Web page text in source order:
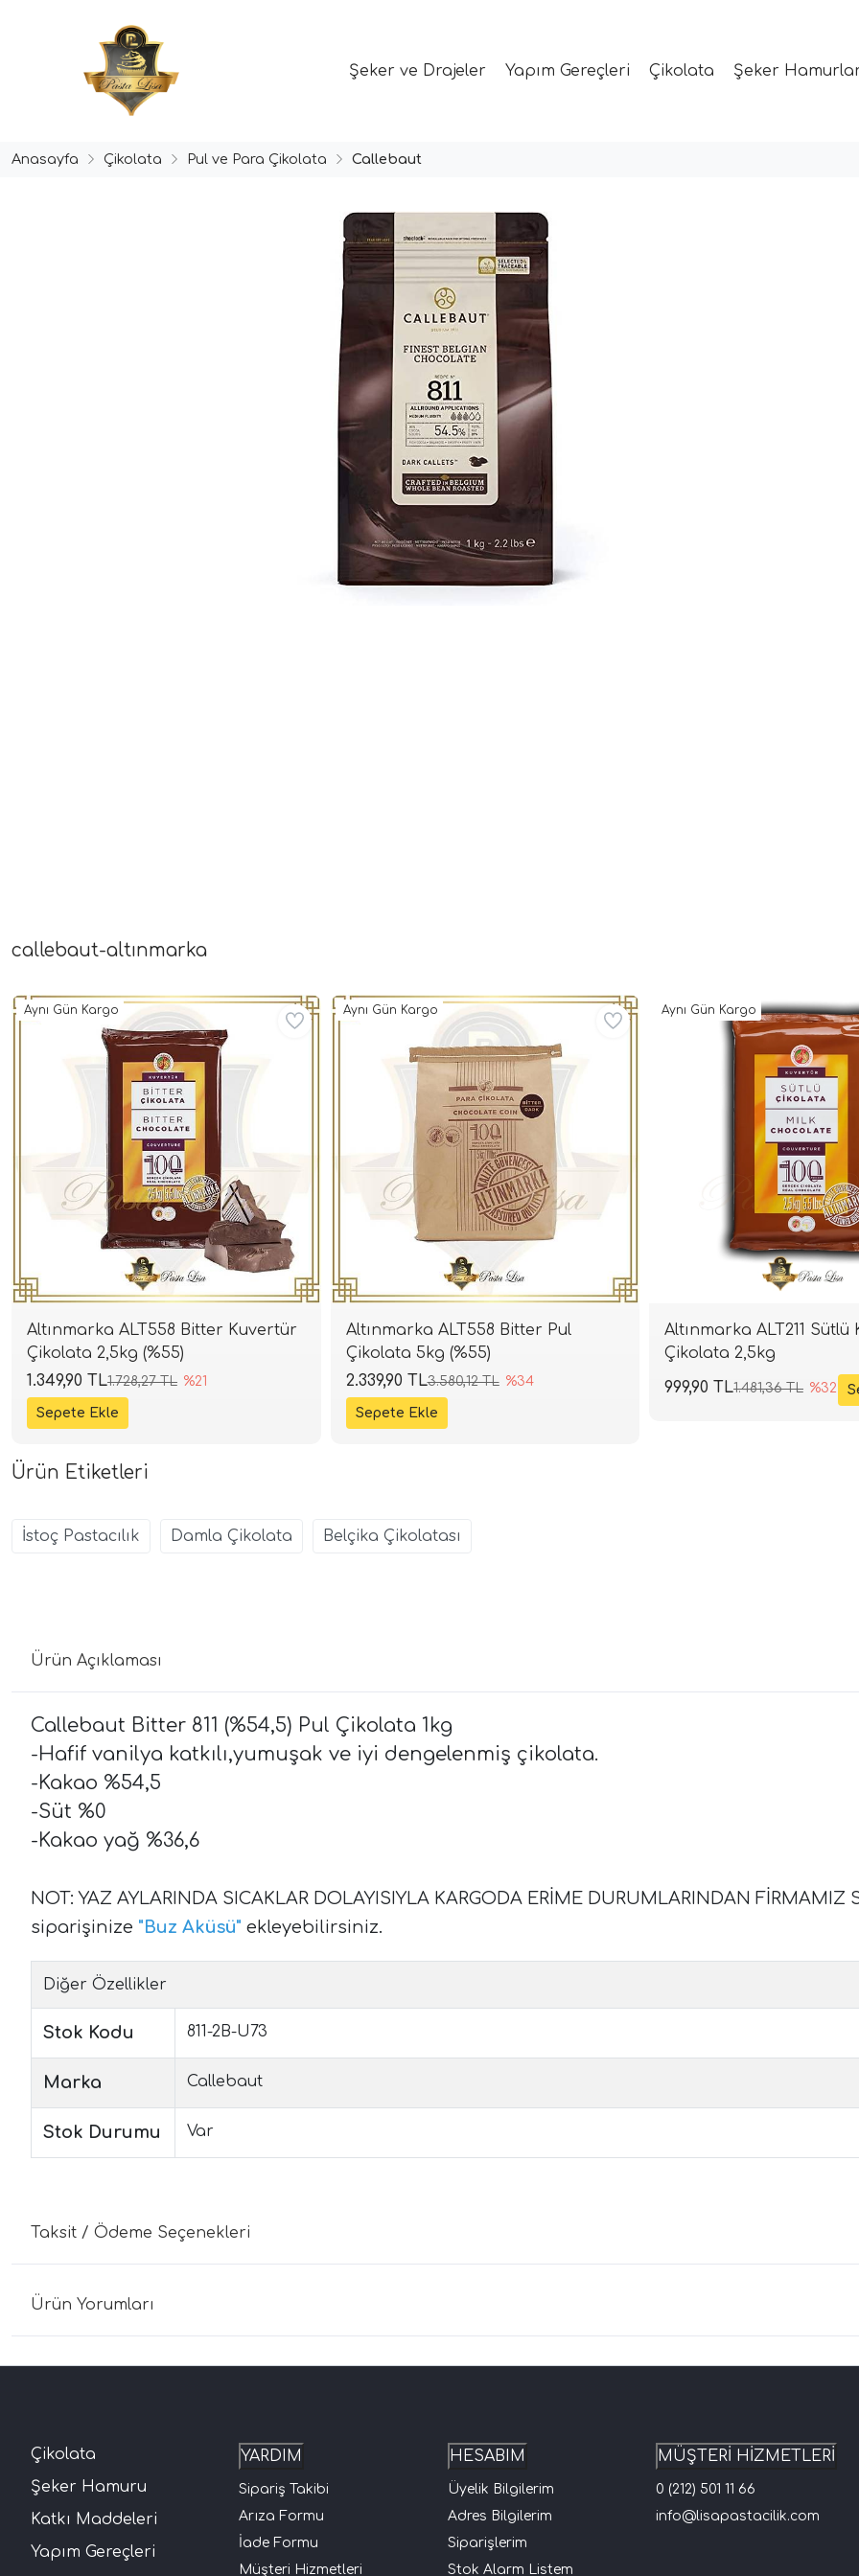
Şeker ve Drajeler Yapım Gereçleri Çikolata Şeker
Anasayfa Çikolata Pul ve Para Çikolata Callebaut
callebaut-altınmarka
Altınmarka ALT558 Bitter Kuvertür
Çikolata 2,5kg (%55)
1.728,27 TL %21
1.349,90 TL
Aynı Gün Kargo
Altınmarka ALT558 Bitter Pul
Çikolata 5kg (%55)
3.580,12 TL %34
2.339,90 TL
Aynı Gün Kargo
Altınmarka ALT211 Sütlü
Çikolata 2,5kg
1.481,36 TL %32
999,90 TL
Aynı Gün Kargo
Ürün Etiketleri
İstoç Pastacılık Damla Çikolata Belçika Çikolatası
Ürün Açıklaması
Callebaut Bitter 811 (%54,5) Pul Çikolata 1kg
-Hafif vanilya katkılı,yumuşak ve iyi dengelenmiş çikolata.
-Kakao %54,5
-Süt %0
-Kakao yağ %36,6
NOT: YAZ AYLARINDA SICAKLAR DOLAYISIYLA KARGODA ERİME DURUMLARINDAN
siparişinize "Buz Aküsü" ekleyebilirsiniz.
Diğer Özellikler
Stok Kodu 811-2B-U73
Marka Callebaut
Stok Durumu Var
Taksit / Ödeme Seçenekleri
Ürün Yorumları
Çikolata
Şeker Hamuru
Katkı Maddeleri
Yapım Gereçleri
YARDIM
Sipariş Takibi
Arıza Formu
İade Formu
Müşteri Hizmetleri
HESABIM
Üyelik Bilgilerim
Adres Bilgilerim
Siparişlerim
Stok Alarm Listem
MÜŞTERİ HİZMETLERİ
0 (212) 501 11 66
info@lisapastacilik.com